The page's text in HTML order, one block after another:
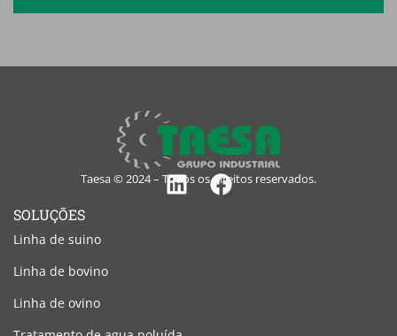
Taesa © 2024 – Todos os direitos reservados.
SOLUÇÕES
Linha de suino
Linha de bovino
Linha de ovino